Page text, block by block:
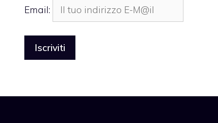
Email: